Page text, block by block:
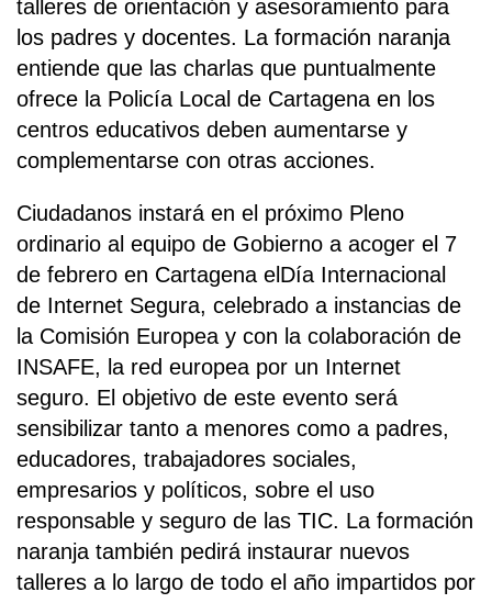
talleres de orientación y asesoramiento para
los padres y docentes. La formación naranja
entiende que las charlas que puntualmente
ofrece la Policía Local de Cartagena en los
centros educativos deben aumentarse y
complementarse con otras acciones.
Ciudadanos instará en el próximo Pleno
ordinario al equipo de Gobierno a acoger el 7
de febrero en Cartagena elDía Internacional
de Internet Segura, celebrado a instancias de
la Comisión Europea y con la colaboración de
INSAFE, la red europea por un Internet
seguro. El objetivo de este evento será
sensibilizar tanto a menores como a padres,
educadores, trabajadores sociales,
empresarios y políticos, sobre el uso
responsable y seguro de las TIC. La formación
naranja también pedirá instaurar nuevos
talleres a lo largo de todo el año impartidos por